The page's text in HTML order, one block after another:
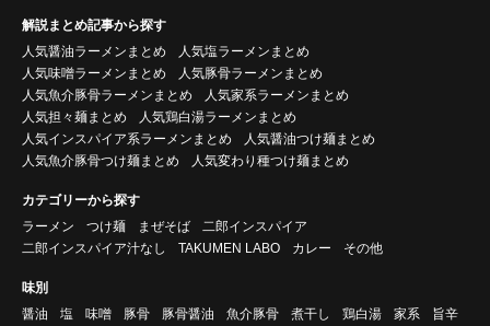
解説まとめ記事から探す
人気醤油ラーメンまとめ
人気塩ラーメンまとめ
人気味噌ラーメンまとめ
人気豚骨ラーメンまとめ
人気魚介豚骨ラーメンまとめ
人気家系ラーメンまとめ
人気担々麺まとめ
人気鶏白湯ラーメンまとめ
人気インスパイア系ラーメンまとめ
人気醤油つけ麺まとめ
人気魚介豚骨つけ麺まとめ
人気変わり種つけ麺まとめ
カテゴリーから探す
ラーメン
つけ麺 まぜそば
二郎インスパイア
二郎インスパイア汁なし
TAKUMEN LABO カレー その他
味別
醤油
塩 味噌 豚骨 豚骨醤油 魚介豚骨 煮干し 鶏白湯 家系
旨辛